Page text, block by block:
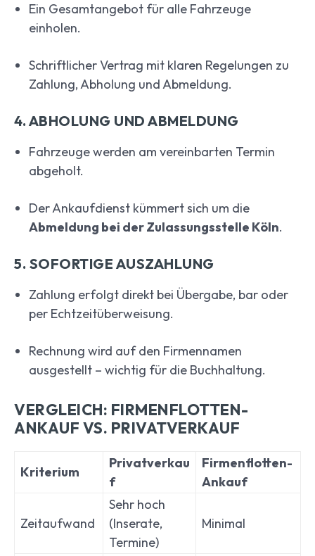
Ein Gesamtangebot für alle Fahrzeuge
einholen.
Schriftlicher Vertrag mit klaren Regelungen zu
Zahlung, Abholung und Abmeldung.
4. ABHOLUNG UND ABMELDUNG
Fahrzeuge werden am vereinbarten Termin
abgeholt.
Der Ankaufdienst kümmert sich um die
Abmeldung bei der Zulassungsstelle Köln.
5. SOFORTIGE AUSZAHLUNG
Zahlung erfolgt direkt bei Übergabe, bar oder
per Echtzeitüberweisung.
Rechnung wird auf den Firmennamen
ausgestellt – wichtig für die Buchhaltung.
VERGLEICH: FIRMENFLOTTEN-
ANKAUF VS. PRIVATVERKAUF
Kriterium
Privatverkau
f
Firmenflotten-
Ankauf
Zeitaufwand
Sehr hoch
(Inserate,
Termine)
Minimal